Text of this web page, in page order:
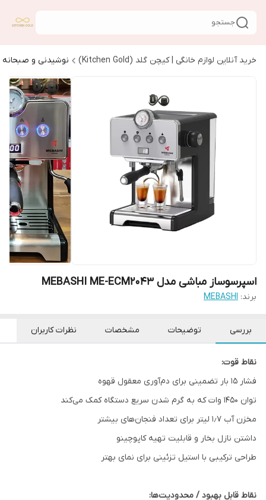
جستجو
خرید آنلاین لوازم خانگی | کیچن گلد (Kitchen Gold) نوشیدنی و صبحانه
اسپرسوساز مباشی مدل MEBASHI ME-ECM2043
برند: MEBASHI
بررسی توضیحات مشخصات نظرات کاربران
نقاط قوت:
فشار ۱۵ بار تضمینی برای دم‌آوری معقول قهوه
توان ۱۴۵۰ وات که به گرم شدن سریع دستگاه کمک می‌کند
مخزن آب ۱٫۷ لیتر برای تعداد فنجان‌های بیشتر
داشتن نازل بخار و قابلیت تهیه کاپوچینو
طراحی ترکیبی با استیل تزئینی برای نمای بهتر
نقاط قابل بهبود / محدودیت‌ها: